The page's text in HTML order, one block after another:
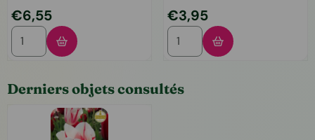
Prix: 6,55
€6,55
Choisir la quantité pour SACHET TULIPES DOUBLE HATIVE
Prix: 3,95
€3,95
Choisir la quantité pour
Derniers objets consultés